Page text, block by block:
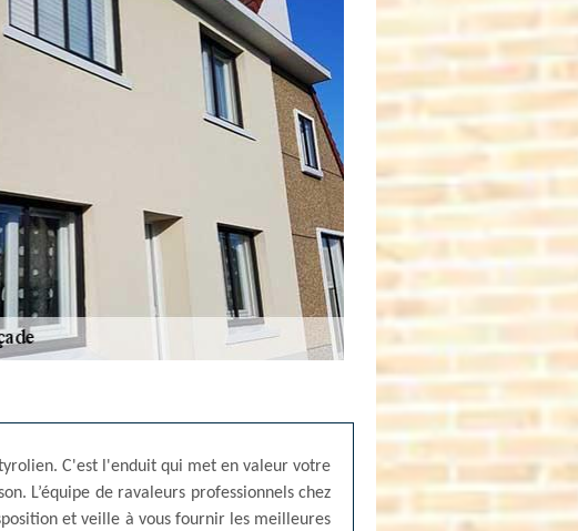
C'est l'enduit qui met en valeur votre
L’équipe de ravaleurs professionnels chez
et veille à vous fournir les meilleures